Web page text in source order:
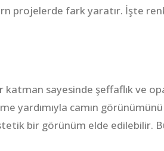
projelerde fark yaratır. İşte
sayesinde şeffaflık ve
yardımıyla camın
bir görünüm elde edilebilir.